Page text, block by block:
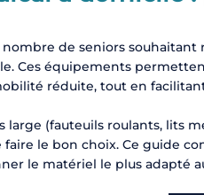
de seniors souhaitant
Ces équipements
réduite, tout en
large (fauteuils roulants, lits
le bon choix. Ce guide
le matériel le plus adapté